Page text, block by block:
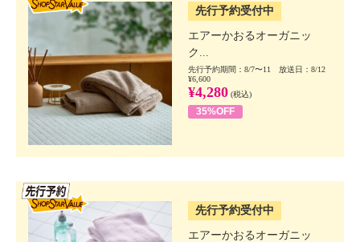
先行予約受付中
エアーかおるオーガニッ
ク...
先行予約期間：8/7〜11 放送日：8/12
¥6,600
¥4,280 (税込)
35%OFF
先行予約受付中
エアーかおるオーガニッ